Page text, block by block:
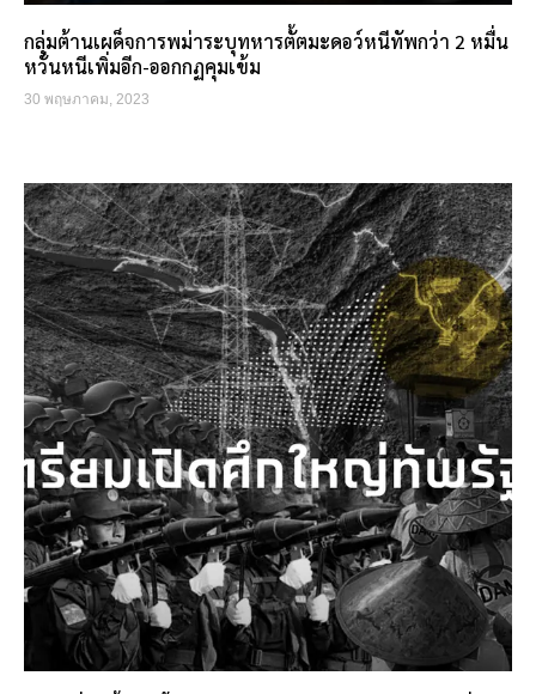
กลุ่มต้านเผด็จการพม่าระบุทหารตั้ตมะดอว์หนีทัพกว่า 2 หมื่น
หวั่นหนีเพิ่มอีก-ออกกฏคุมเข้ม
30 พฤษภาคม, 2023